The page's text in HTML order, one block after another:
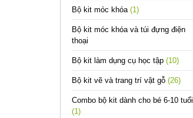
Bộ kit móc khóa (1)
Bộ kit móc khóa và túi đựng điện
thoại
Bộ kit làm dụng cụ học tập (10)
Bộ kit vẽ và trang trí vật gỗ (26)
Combo bộ kit dành cho bé 6-10 tuổi
(1)